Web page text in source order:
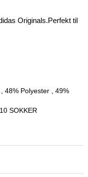
Originals.Perfekt til
, 48% Polyester
, 49%
SOKKER